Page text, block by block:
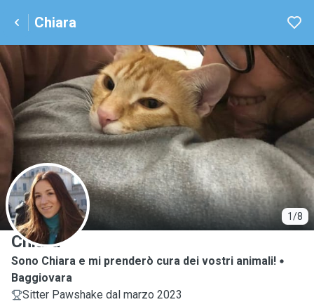
Chiara
1/8
C
Chiara
Sono Chiara e mi prenderò cura dei vostri animali!
Baggiovara
Sitter Pawshake dal marzo 2023